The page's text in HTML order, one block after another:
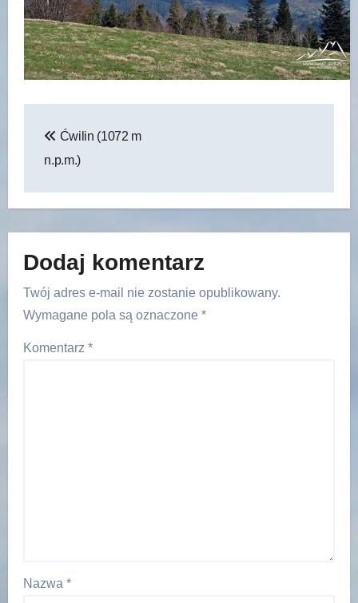
wpisu
Ćwilin (1072 m
n.p.m.)
Dodaj komentarz
Twój adres e-mail nie zostanie opublikowany.
Wymagane pola są oznaczone *
Komentarz *
Nazwa *